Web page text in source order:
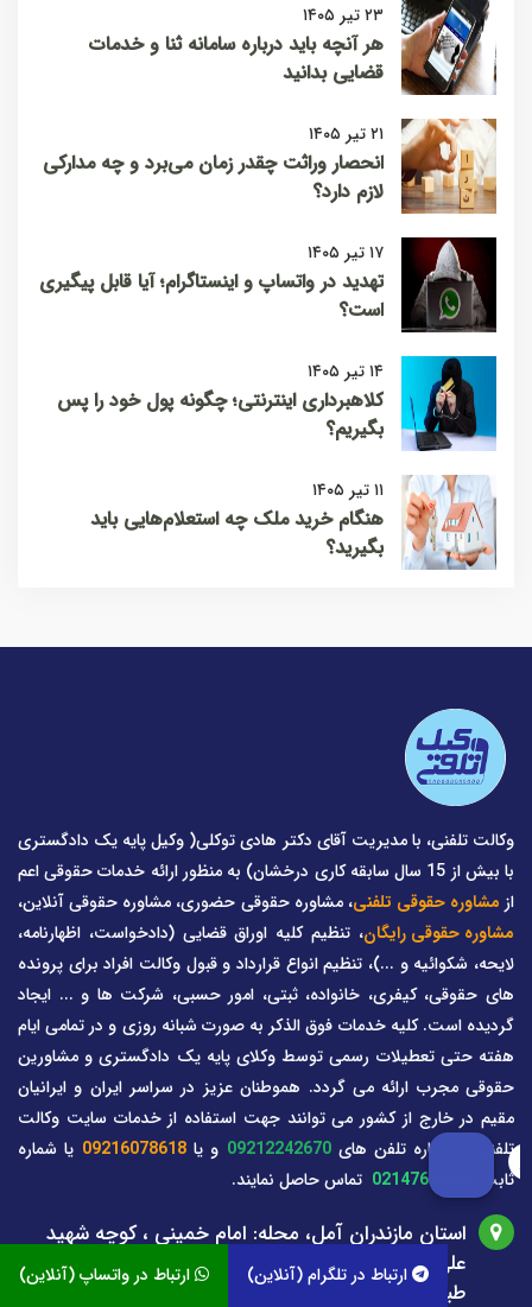
۲۳ تیر ۱۴۰۵
هر آنچه باید درباره سامانه ثنا و خدمات
قضایی بدانید
۲۱ تیر ۱۴۰۵
انحصار وراثت چقدر زمان می‌برد و چه مدارکی
لازم دارد؟
۱۷ تیر ۱۴۰۵
تهدید در واتساپ و اینستاگرام؛ آیا قابل پیگیری
است؟
۱۴ تیر ۱۴۰۵
کلاهبرداری اینترنتی؛ چگونه پول خود را پس
بگیریم؟
۱۱ تیر ۱۴۰۵
هنگام خرید ملک چه استعلام‌هایی باید
بگیرید؟
ارتباط در واتساپ (آنلاین) ارتباط در تلگرام (آنلاین)
وکالت تلفنی، با مدیریت آقای دکتر هادی توکلی( وکیل پایه یک دادگستری
با بیش از 15 سال سابقه کاری درخشان) به منظور ارائه خدمات حقوقی اعم
از مشاوره حقوقی تلفنی، مشاوره حقوقی حضوری، مشاوره حقوقی آنلاین،
مشاوره حقوقی رایگان، تنظیم کلیه اوراق قضایی (دادخواست، اظهارنامه،
لایحه، شکوائیه و ...)، تنظیم انواع قرارداد و قبول وکالت افراد برای پرونده
های حقوقی، کیفری، خانواده، ثبتی، امور حسبی، شرکت ها و ... ایجاد
گردیده است. کلیه خدمات فوق الذکر به صورت شبانه روزی و در تمامی ایام
هفته حتی تعطیلات رسمی توسط وکلای پایه یک دادگستری و مشاورین
حقوقی مجرب ارائه می گردد. هموطنان عزیز در سراسر ایران و ایرانیان
مقیم در خارج از کشور می توانند جهت استفاده از خدمات سایت وکالت
تلفنی با شماره تلفن های09212242670 و یا09216078618 یا شماره
ثابت
02147625900 تماس حاصل نمایند.
استان مازندران آمل، محله: امام خمینی ، کوچه شهید
علی مازندرانی( افتاب یک)، بن بست معراج 4 پلاک 0
طبقه: 3 واحد غربی